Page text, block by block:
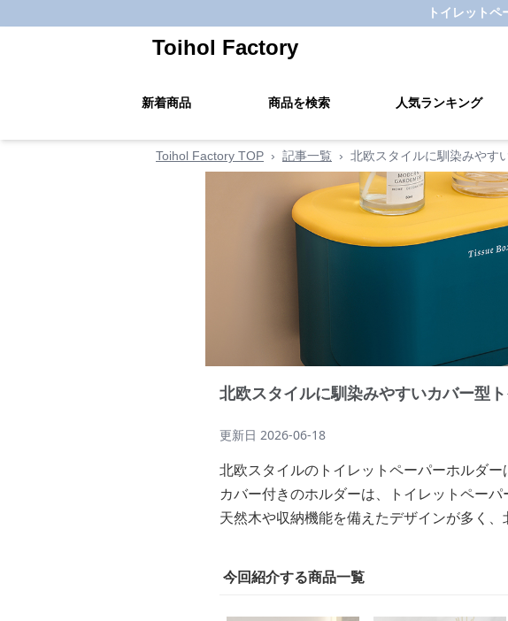
トイレットペ
Toihol Factory
新着商品 商品を検索 人気ランキング
Toihol Factory TOP › 記事一覧 › 北欧スタイルに馴染みやす
北欧スタイルに馴染みやすいカバー型
更新日 2026-06-18
北欧スタイルのトイレットペーパーホルダ
カバー付きのホルダーは、トイレットペー
天然木や収納機能を備えたデザインが多く
今回紹介する商品一覧